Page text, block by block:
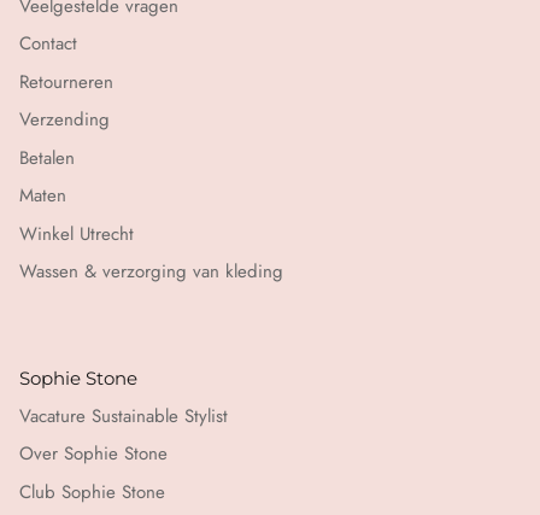
Veelgestelde vragen
Contact
Retourneren
Verzending
Betalen
Maten
Winkel Utrecht
Wassen & verzorging van kleding
Sophie Stone
Vacature Sustainable Stylist
Over Sophie Stone
Club Sophie Stone